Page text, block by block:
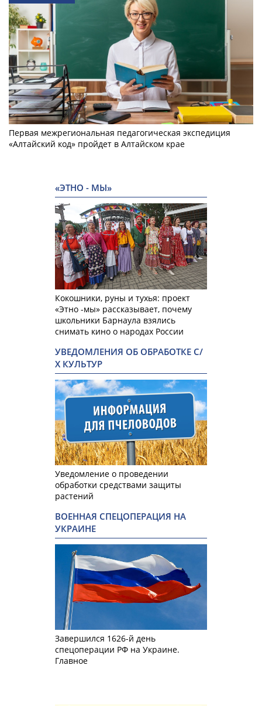
Первая межрегиональная педагогическая экспедиция
«Алтайский код» пройдет в Алтайском крае
«ЭТНО - МЫ»
Кокошники, руны и тухья: проект
«Этно -мы» рассказывает, почему
школьники Барнаула взялись
снимать кино о народах России
УВЕДОМЛЕНИЯ ОБ ОБРАБОТКЕ С/
Х КУЛЬТУР
Уведомление о проведении
обработки средствами защиты
растений
ВОЕННАЯ СПЕЦОПЕРАЦИЯ НА
УКРАИНЕ
Завершился 1626-й день
спецоперации РФ на Украине.
Главное